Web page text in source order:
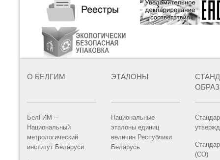
О БЕЛГИМ
БелГИМ –
Национальный
метрологический
институт Беларуси
ЭТАЛОНЫ
Национальные
эталоны единиц
величин Республики
Беларусь
(СО)